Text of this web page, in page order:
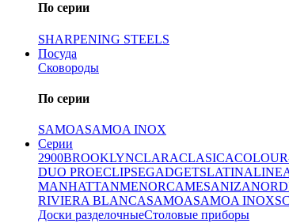
По серии
SHARPENING STEELS
Посуда
Сковороды
По серии
SAMOASAMOA INOX
Серии
2900BROOKLYNCLARACLASICA
DUO PROECLIPSEGADGETSLATINA
MANHATTANMENORCAMESANIZA
RIVIERA BLANCASAMOASAMOA INOX
Доски разделочныеСтоловые приборы